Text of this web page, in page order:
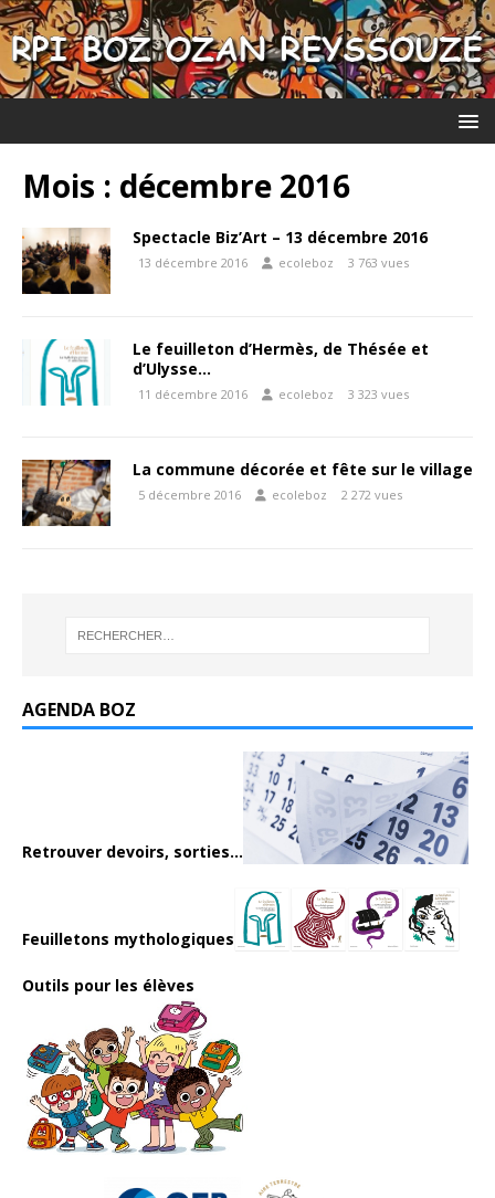
Mois : décembre 2016
Spectacle Biz’Art – 13 décembre 2016
13 décembre 2016 ecoleboz 3 763 vues
Le feuilleton d’Hermès, de Thésée et
d’Ulysse…
11 décembre 2016 ecoleboz 3 323 vues
La commune décorée et fête sur le village
5 décembre 2016 ecoleboz 2 272 vues
AGENDA BOZ
Retrouver devoirs, sorties...
Feuilletons mythologiques
Outils pour les élèves